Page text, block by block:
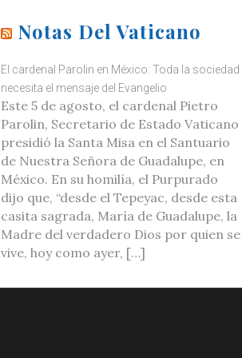
Notas Del Vaticano
El cardenal Parolin en México: Toda la sociedad
necesita el mensaje del Evangelio
Este 5 de agosto, el cardenal Pietro
Parolin, Secretario de Estado Vaticano
presidió la Santa Misa en el Santuario
de Nuestra Señora de Guadalupe, en
México. En su homilía, el Purpurado
dijo que, “desde el Tepeyac, desde esta
casita sagrada, María de Guadalupe, la
Madre del verdadero Dios por quien se
vive, hoy como ayer, […]